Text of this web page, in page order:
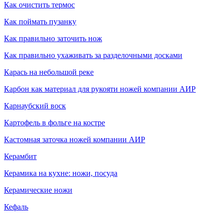
Как очистить термос
Как поймать пузанку
Как правильно заточить нож
Как правильно ухаживать за разделочными досками
Карась на небольшой реке
Карбон как материал для рукояти ножей компании АИР
Карнаубский воск
Картофель в фольге на костре
Кастомная заточка ножей компании АИР
Керамбит
Керамика на кухне: ножи, посуда
Керамические ножи
Кефаль